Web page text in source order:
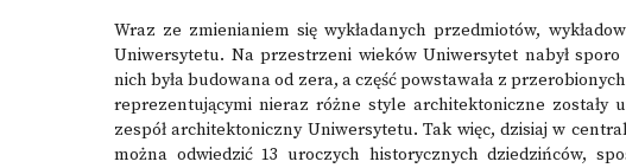
Wraz ze zmienianiem się wykładanych przedmiotów,
Uniwersytetu. Na przestrzeni wieków Uniwersytet nabył
nich była budowana od zera, a część powstawała z
reprezentującymi nieraz różne style architektoniczne zostały
zespół architektoniczny Uniwersytetu. Tak więc, dzisiaj w
można odwiedzić 13 uroczych historycznych dziedzińców,